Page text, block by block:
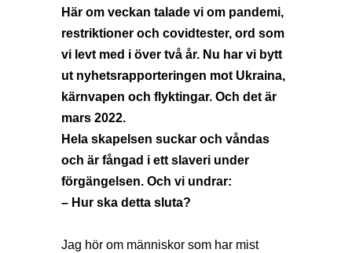
Här om veckan talade vi om pandemi,
restriktioner och covidtester, ord som
vi levt med i över två år. Nu har vi bytt
ut nyhetsrapporteringen mot Ukraina,
kärnvapen och flyktingar. Och det är
mars 2022.
Hela skapelsen suckar och våndas
och är fångad i ett slaveri under
förgängelsen. Och vi undrar:
– Hur ska detta sluta?
Jag hör om människor som har mist